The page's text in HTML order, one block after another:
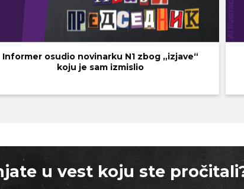
Informer osudio novinarku N1 zbog „izjave“
koju je sam izmislio
u vest koju ste